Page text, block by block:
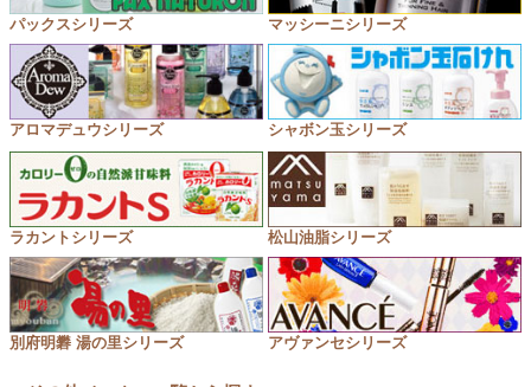
パックスシリーズ マッシーニシリーズ
アロマデュウシリーズ シャボン玉シリーズ
ラカントシリーズ 松山油脂シリーズ
別府明礬 湯の里シリーズ アヴァンセシリーズ